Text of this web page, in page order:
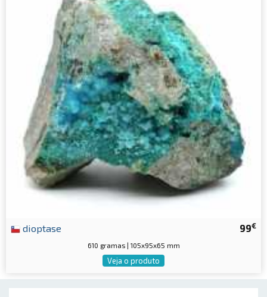
99€
dioptase
610 gramas | 105x95x65 mm
Veja o produto